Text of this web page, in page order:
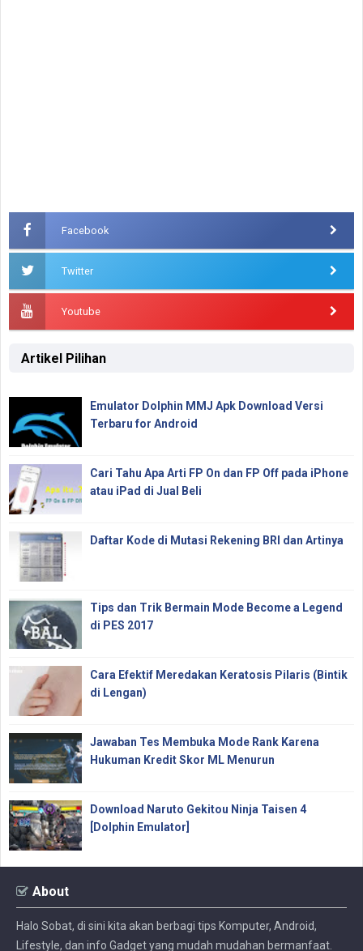
Facebook
Twitter
Youtube
Artikel Pilihan
Emulator Dolphin MMJ Apk Download Versi
Terbaru for Android
Cari Tahu Apa Arti FP On dan FP Off pada iPhone
atau iPad di Jual Beli
Daftar Kode di Mutasi Rekening BRI dan Artinya
Tips dan Trik Bermain Mode Become a Legend
di PES 2017
Cara Efektif Meredakan Keratosis Pilaris (Bintik
di Lengan)
Jawaban Tes Membuka Mode Rank Karena
Hukuman Kredit Skor ML Menurun
Download Naruto Gekitou Ninja Taisen 4
[Dolphin Emulator]
About
Halo Sobat, di sini kita akan berbagi tips Komputer, Android,
Lifestyle, dan info Gadget yang mudah mudahan bermanfaat.